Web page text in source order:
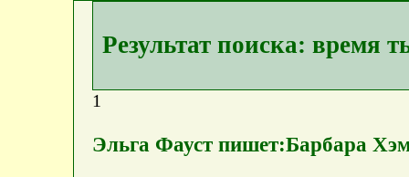
Результат поиска: время
1
Эльга Фауст пишет:Барбара